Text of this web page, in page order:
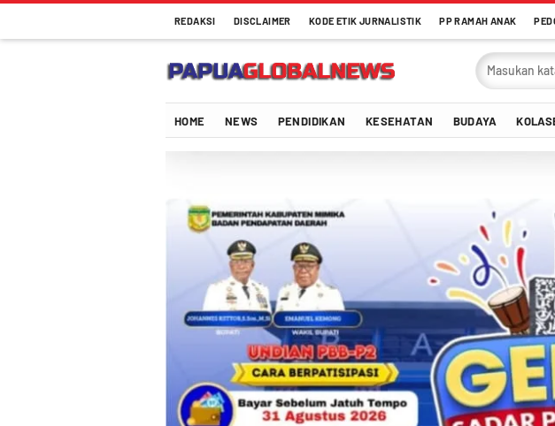
REDAKSI DISCLAIMER KODE ETIK JURNALISTIK PP RAMAH ANAK
Papuaglobalnews.com
Menulis Fakta dengan Hati Bening
HOME NEWS PENDIDIKAN KESEHATAN BUDAYA